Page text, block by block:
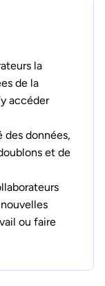
la
de la
accéder
données,
et de
ou faire